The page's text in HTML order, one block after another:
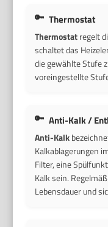
Thermostat
Thermostatregelt
schaltet das
die gewählte Stufe
voreingestellte
Anti-Kalk /
Anti-Kalk
Kalkablagerungen
Filter, eine
Kalk sein.
Lebensdauer und